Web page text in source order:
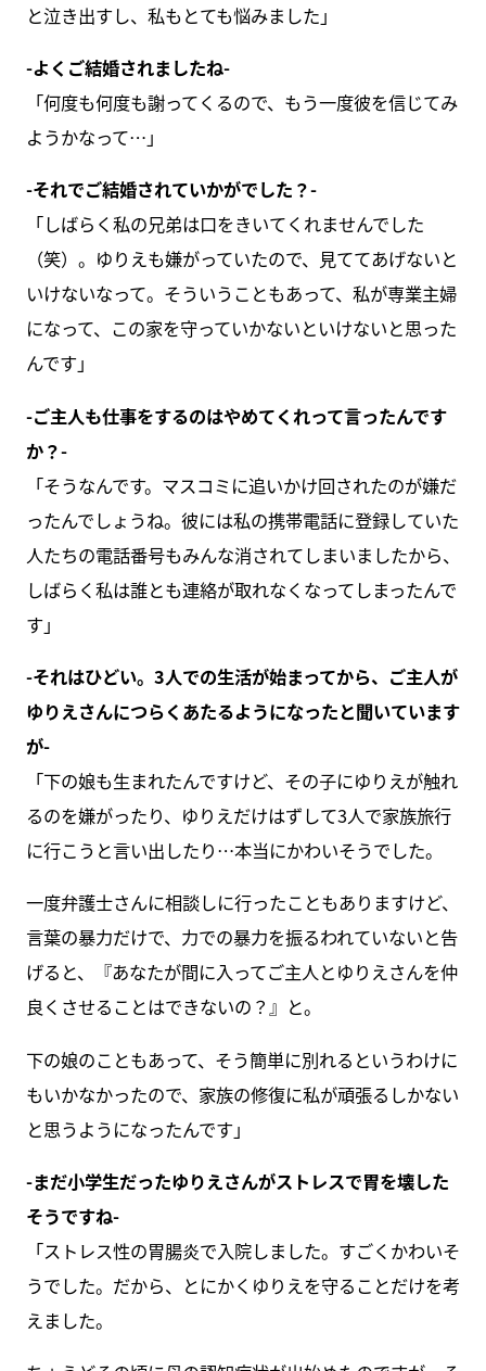
と泣き出すし、私もとても悩みました」
-よくご結婚されましたね-
「何度も何度も謝ってくるので、もう一度彼を信じてみ
ようかなって…」
-それでご結婚されていかがでした？-
「しばらく私の兄弟は口をきいてくれませんでした
（笑）。ゆりえも嫌がっていたので、見ててあげないと
いけないなって。そういうこともあって、私が専業主婦
になって、この家を守っていかないといけないと思った
んです」
-ご主人も仕事をするのはやめてくれって言ったんです
か？-
「そうなんです。マスコミに追いかけ回されたのが嫌だ
ったんでしょうね。彼には私の携帯電話に登録していた
人たちの電話番号もみんな消されてしまいましたから、
しばらく私は誰とも連絡が取れなくなってしまったんで
す」
-それはひどい。3人での生活が始まってから、ご主人が
ゆりえさんにつらくあたるようになったと聞いています
が-
「下の娘も生まれたんですけど、その子にゆりえが触れ
るのを嫌がったり、ゆりえだけはずして3人で家族旅行
に行こうと言い出したり…本当にかわいそうでした。
一度弁護士さんに相談しに行ったこともありますけど、
言葉の暴力だけで、力での暴力を振るわれていないと告
げると、『あなたが間に入ってご主人とゆりえさんを仲
良くさせることはできないの？』と。
下の娘のこともあって、そう簡単に別れるというわけに
もいかなかったので、家族の修復に私が頑張るしかない
と思うようになったんです」
-まだ小学生だったゆりえさんがストレスで胃を壊した
そうですね-
「ストレス性の胃腸炎で入院しました。すごくかわいそ
うでした。だから、とにかくゆりえを守ることだけを考
えました。